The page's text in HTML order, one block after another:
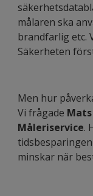
målaren ska
brandfarlig etc.
Säkerheten
Men hur
Vi frågade
Måleriservice.
minskar när